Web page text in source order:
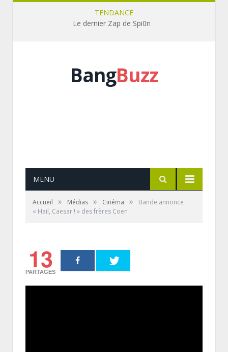
TENDANCE
Le dernier Zap de Spi0n
BangBuzz
MENU
Accueil » Médias » Cinéma »
Bande annonce
« Hail, Caesar ! » des frères Coen
13
PARTAGES